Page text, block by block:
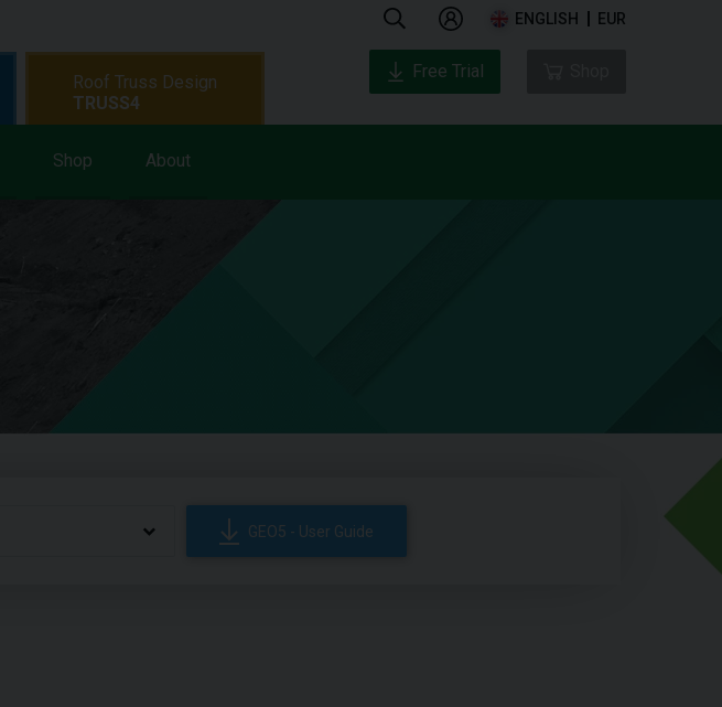
ENGLISH EUR
Shop About
Roof Truss Design
TRUSS4
Free Trial
GEO5 - User Guide